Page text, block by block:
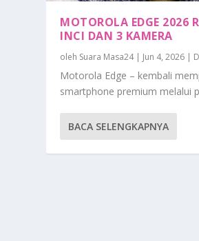
MOTOROLA EDGE 2026
INCI DAN 3 KAMERA
oleh Suara Masa24| Jun 4, 2026 |
Motorola Edge – kembali
smartphone premium melalui
BACA SELENGKAPNYA